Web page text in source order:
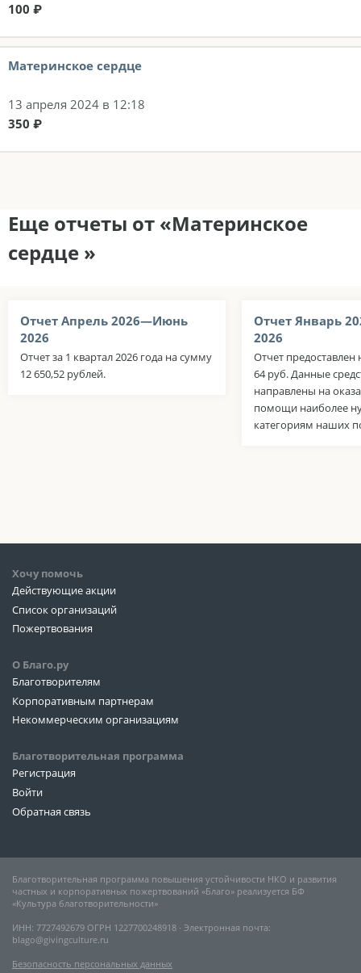
100 ₽
Материнское сердце
13 апреля 2024 в 12:18
350 ₽
Еще отчеты от «Материнское
сердце »
Отчет Апрель 2026—Июнь
2026
Отчет за 1 квартал 2026 года на сумму
12 650,52 рублей.
Отчет Январь
2026
Отчет предоставлен
64 руб. Данные
направлены на
помощи наиболее
категориям наших
Хочу помочь
Действующие акции
Список организаций
Пожертвования
О Благо.ру
Благотворителям
Корпоративным партнерам
Некоммерческим организациям
Благотворительная программа
Регистрация
Войти
Обратная связь
Благотворительная программа повышения устойчивости НКО и развития
частных и корпоративных пожертвований «Благо» реализуется БФ
«Культура благотворительности»
ИНН: 7727492679 ОГРН 1227700248918 ∙ Электронная почта:
blago@givingculture.ru
Безопасность персональных данных